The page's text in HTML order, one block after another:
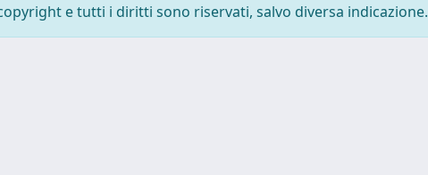
e tutti i diritti sono riservati, salvo diversa indicazione.